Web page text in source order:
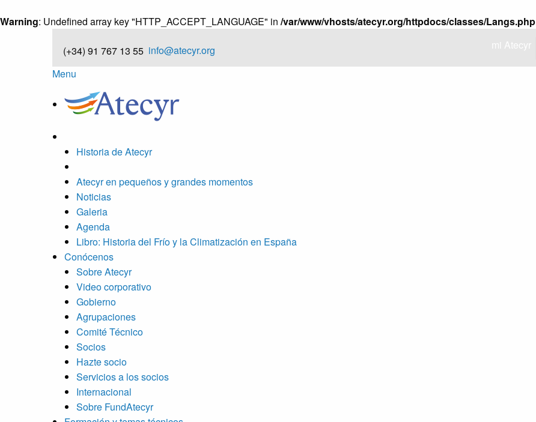
Warning: Undefined array key "HTTP_ACCEPT_LANGUAGE" in /var/www/vhosts/atecyr.org/httpdocs/classes/Langs.php
(+34) 91 767 13 55 info@atecyr.org mi Atecyr
Menu
Historia de Atecyr
Atecyr en pequeños y grandes momentos
Noticias
Galeria
Agenda
Libro: Historia del Frío y la Climatización en España
Conócenos
Sobre Atecyr
Video corporativo
Gobierno
Agrupaciones
Comité Técnico
Socios
Hazte socio
Servicios a los socios
Internacional
Sobre FundAtecyr